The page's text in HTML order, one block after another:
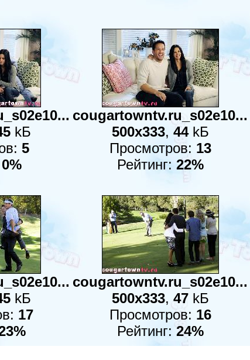
kБ
5
0%
cougartowntv.ru_s02e10...
500x333, 44kБ
Просмотров: 13
Рейтинг: 22%
kБ
17
cougartowntv.ru_s02e10...
500x333, 47kБ
Просмотров: 16
Рейтинг: 24%